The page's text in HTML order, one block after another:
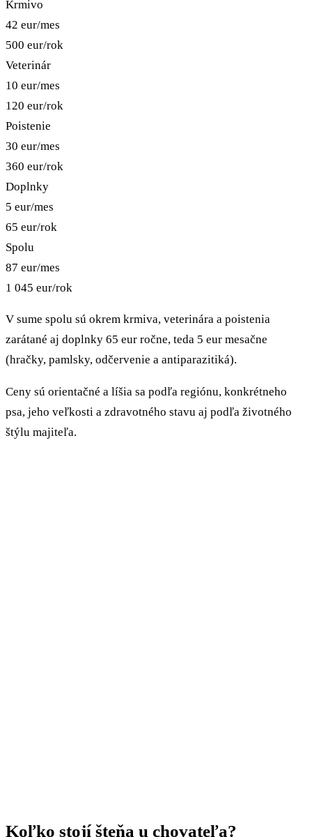
Krmivo
42 eur/mes
500 eur/rok
Veterinár
10 eur/mes
120 eur/rok
Poistenie
30 eur/mes
360 eur/rok
Doplnky
5 eur/mes
65 eur/rok
Spolu
87 eur/mes
1 045 eur/rok
V sume spolu sú okrem krmiva, veterinára a poistenia
zarátané aj doplnky 65 eur ročne, teda 5 eur mesačne
(hračky, pamlsky, odčervenie a antiparazitiká).
Ceny sú orientačné a líšia sa podľa regiónu, konkrétneho
psa, jeho veľkosti a zdravotného stavu aj podľa životného
štýlu majiteľa.
Koľko stojí šteňa u chovateľa?